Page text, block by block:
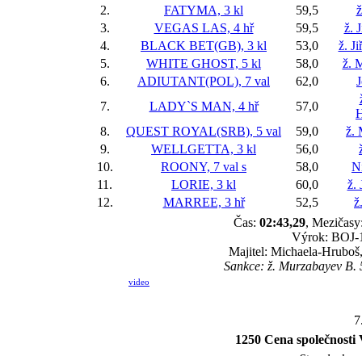
2.
FATYMA, 3 kl 59,5
3.
VEGAS LAS, 4 hř 59,5
ž.
4.
BLACK BET(GB), 3 kl 53,0
ž.
5.
WHITE GHOST, 5 kl 58,0
ž.
6.
ADIUTANT(POL), 7 val 62,0
7.
LADY`S MAN, 4 hř 57,0
8.
QUEST ROYAL(SRB), 5 val 59,0
ž.
9.
WELLGETTA, 3 kl 56,0
10.
ROONY, 7 val s 58,0
11.
LORIE, 3 kl 60,0
ž.
12.
MARREE, 3 hř 52,5
Čas: 02:43,29,
Výrok: BOJ-
Majitel: Michaela-
Sankce: ž. Murzabayev
video
1250 Cena